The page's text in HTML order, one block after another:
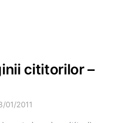
cititorilor –
01/2011